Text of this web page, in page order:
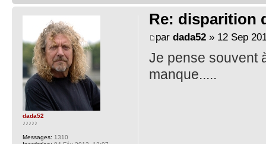
Re: disparition
par dada52» 12 Sep
Je pense souvent
manque.....
dada52
♪♪♪♪♪
Messages: 1310